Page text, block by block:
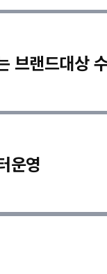
브랜드대상
운영